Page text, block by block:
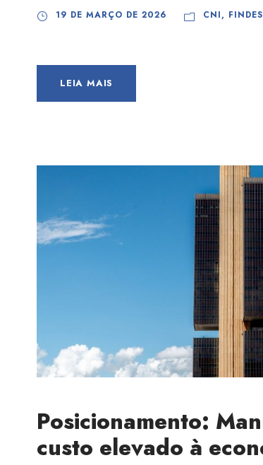
19 DE MARÇO DE 2026 CNI, FINDES
LEIA MAIS
Posicionamento:
custo elevado à